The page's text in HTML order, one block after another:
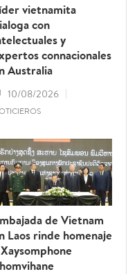
vietnamita
con
y
connacionales
Australia
10/08/2026
de Vietnam
Laos rinde homenaje